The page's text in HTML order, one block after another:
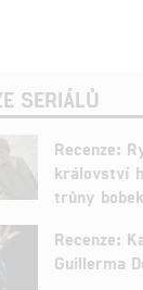
SERIÁLŮ
Recenze:
království
trůny bobek
Recenze:
Guillerma